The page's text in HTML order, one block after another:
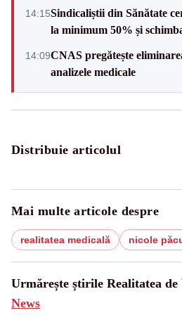
14:15Sindicaliștii din Sănătate
la minimum 50% și
14:09CNAS pregătește
analizele medicale
Distribuie articolul
Mai multe articole despre
realitatea medicală nicole
Urmărește știrile Realitatea de
News